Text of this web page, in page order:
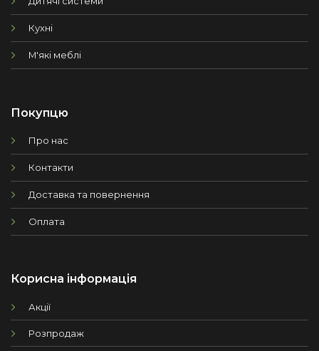
Кухні
М'які меблі
Покупцю
Про нас
Контакти
Доставка та повернення
Оплата
Корисна інформація
Акції
Розпродаж